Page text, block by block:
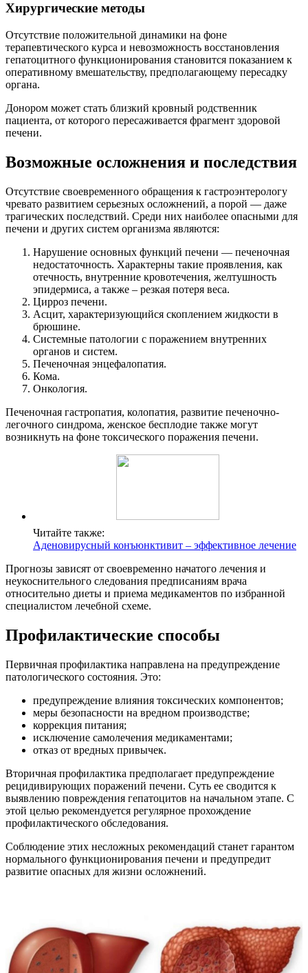
Хирургические методы
Отсутствие положительной динамики на фоне
терапевтического курса и невозможность восстановления
гепатоцитного функционирования становится показанием к
оперативному вмешательству, предполагающему пересадку
органа.
Донором может стать близкий кровный родственник
пациента, от которого пересаживается фрагмент здоровой
печени.
Возможные осложнения и последствия
Отсутствие своевременного обращения к гастроэнтерологу
чревато развитием серьезных осложнений, а порой — даже
трагических последствий. Среди них наиболее опасными для
печени и других систем организма являются:
Нарушение основных функций печени — печеночная
недостаточность. Характерны такие проявления, как
отечность, внутренние кровотечения, желтушность
эпидермиса, а также – резкая потеря веса.
Цирроз печени.
Асцит, характеризующийся скоплением жидкости в
брюшине.
Системные патологии с поражением внутренних
органов и систем.
Печеночная энцефалопатия.
Кома.
Онкология.
Печеночная гастропатия, колопатия, развитие печеночно-
легочного синдрома, женское бесплодие также могут
возникнуть на фоне токсического поражения печени.
Читайте также:
Аденовирусный конъюнктивит – эффективное лечение
Прогнозы зависят от своевременно начатого лечения и
неукоснительного следования предписаниям врача
относительно диеты и приема медикаментов по избранной
специалистом лечебной схеме.
Профилактические способы
Первичная профилактика направлена на предупреждение
патологического состояния. Это:
предупреждение влияния токсических компонентов;
меры безопасности на вредном производстве;
коррекция питания;
исключение самолечения медикаментами;
отказ от вредных привычек.
Вторичная профилактика предполагает предупреждение
рецидивирующих поражений печени. Суть ее сводится к
выявлению повреждения гепатоцитов на начальном этапе. С
этой целью рекомендуется регулярное прохождение
профилактического обследования.
Соблюдение этих несложных рекомендаций станет гарантом
нормального функционирования печени и предупредит
развитие опасных для жизни осложнений.